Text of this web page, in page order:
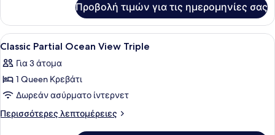
Queen
bed
Room
Queen
Προβολή τιμών για τις ημερομηνίες σας
Προβολή
όλων
των
φωτογραφιών
για
Classic
Ένα δωμάτιο ξενοδοχείου με δύο
2
Classic Partial Ocean View Triple
Για 3 άτομα
1 Queen Κρεβάτι
Δωρεάν ασύρματο ίντερνετ
Περισσότερες λεπτομέρειες
Περισσότερες